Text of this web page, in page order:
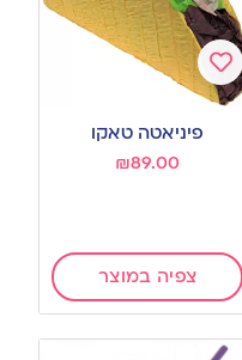
Add
wishlist
פיניאטה טאקו
₪89.00
צפיה במוצר